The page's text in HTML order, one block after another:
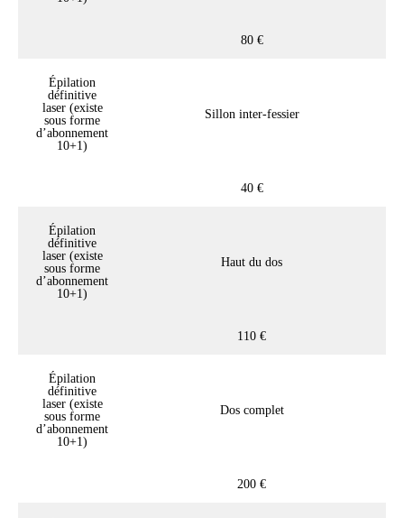
80 €
Épilation
définitive
laser (existe
sous forme
d’abonnement
10+1)
Sillon inter-fessier
40 €
Épilation
définitive
laser (existe
sous forme
d’abonnement
10+1)
Haut du dos
110 €
Épilation
définitive
laser (existe
sous forme
d’abonnement
10+1)
Dos complet
200 €